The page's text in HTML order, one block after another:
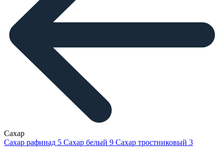
Сахар
Сахар рафинад 5 Сахар белый 9 Сахар тростниковый 3